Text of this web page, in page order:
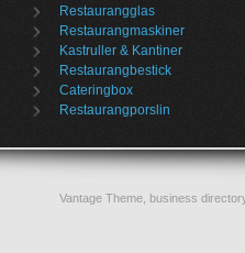
Restaurangglas
Restaurangmaskiner
Kastruller & Kantiner
Restaurangbestick
Cateringbox
Restaurangporslin
Vantage Theme, business